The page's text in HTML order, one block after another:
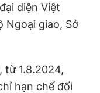
diện Việt
Ngoại giao, Sở
từ 1.8.2024,
hạn chế đối